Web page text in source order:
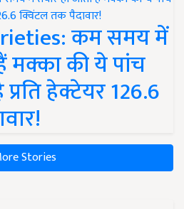
कम समय में
मक्का की ये पांच
हेक्टेयर 126.6
Stories